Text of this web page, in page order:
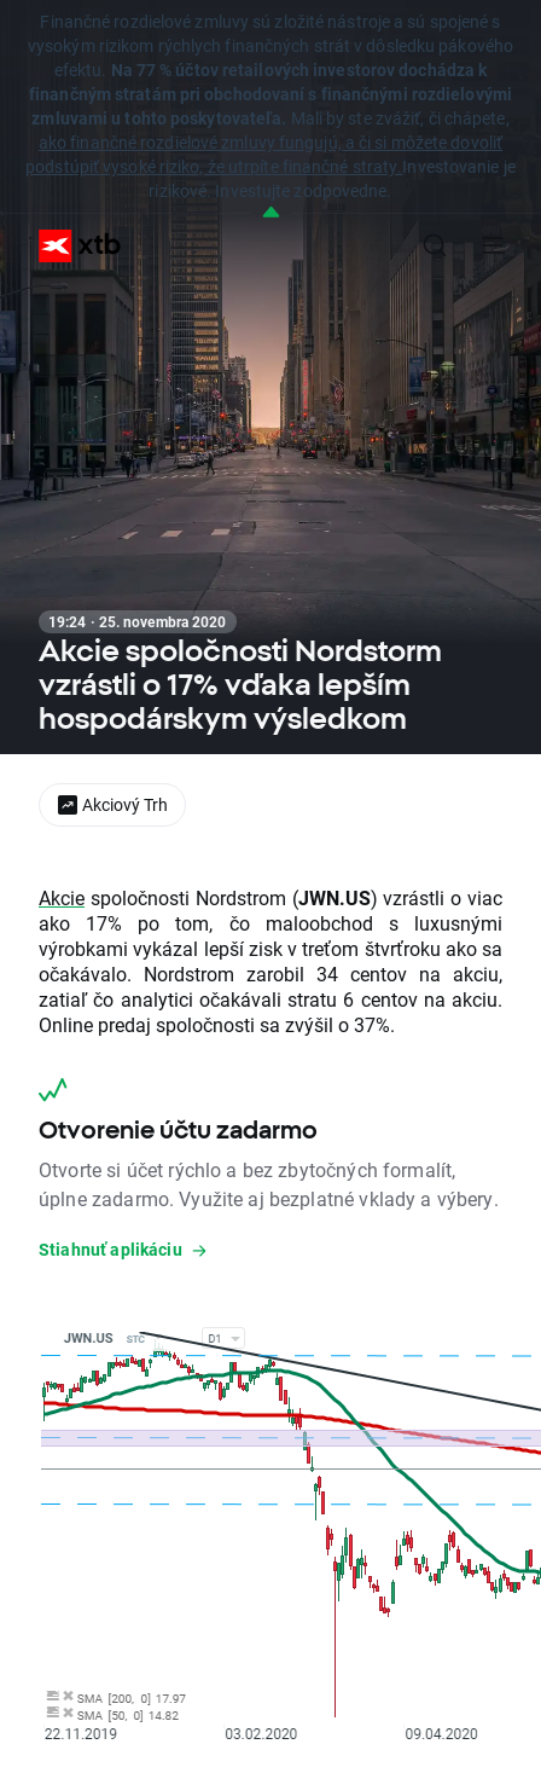
Finančné rozdielové zmluvy sú zložité nástroje a sú spojené s
vysokým rizikom rýchlych finančných strát v dôsledku pákového
efektu. Na 77 % účtov retailových investorov dochádza k
finančným stratám pri obchodovaní s finančnými rozdielovými
zmluvami u tohto poskytovateľa. Mali by ste zvážiť, či chápete,
ako finančné rozdielové zmluvy fungujú, a či si môžete dovoliť
podstúpiť vysoké riziko, že utrpíte finančné straty.Investovanie je
rizikové. Investujte zodpovedne.
19:24 · 25. novembra 2020
Akcie spoločnosti Nordstorm
vzrástli o 17% vďaka lepším
hospodárskym výsledkom
Akcie spoločnosti Nordstrom (JWN.US) vzrástli o viac
ako 17% po tom, čo maloobchod s luxusnými
výrobkami vykázal lepší zisk v treťom štvrťroku ako sa
očakávalo. Nordstrom zarobil 34 centov na akciu,
zatiaľ čo analytici očakávali stratu 6 centov na akciu.
Online predaj spoločnosti sa zvýšil o 37%.
Otvorenie účtu zadarmo
Otvorte si účet rýchlo a bez zbytočných formalít,
úplne zadarmo. Využite aj bezplatné vklady a výbery.
Stiahnuť aplikáciu
Akciový Trh